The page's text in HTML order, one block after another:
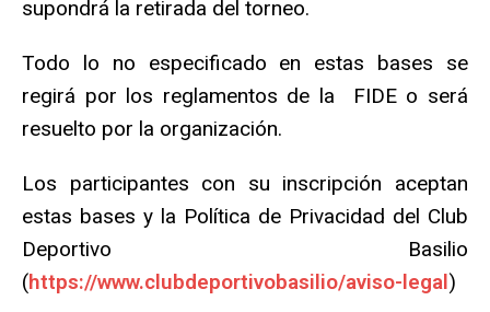
supondrá la retirada del torneo.
Todo lo no especificado en estas bases se
regirá por los reglamentos de la FIDE o será
resuelto por la organización.
Los participantes con su inscripción aceptan
estas bases y la Política de Privacidad del Club
Deportivo Basilio
(https://www.clubdeportivobasilio/aviso-legal)